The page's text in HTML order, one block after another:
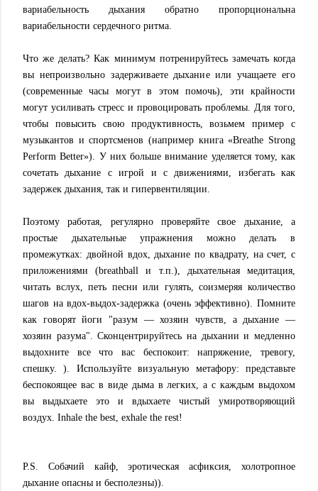
вариабельность дыхания обратно пропорциональна
вариабельности сердечного ритма.
Что же делать? Как минимум потренируйтесь замечать когда
вы непроизвольно задерживаете дыхание или учащаете его
(современные часы могут в этом помочь), эти крайности
могут усиливать стресс и провоцировать проблемы. Для того,
чтобы повысить свою продуктивность, возьмем пример с
музыкантов и спортсменов (например книга «Breathe Strong
Perform Better»). У них больше внимание уделяется тому, как
сочетать дыхание с игрой и с движениями, избегать как
задержек дыхания, так и гипервентиляции.
Поэтому работая, регулярно проверяйте свое дыхание, а
простые дыхательные упражнения можно делать в
промежутках: двойной вдох, дыхание по квадрату, на счет, с
приложениями (breathball и т.п.), дыхательная медитация,
читать вслух, петь песни или гулять, соизмеряя количество
шагов на вдох-выдох-задержка (очень эффективно). Помните
как говорят йоги "разум — хозяин чувств, а дыхание —
хозяин разума". Сконцентрируйтесь на дыхании и медленно
выдохните все что вас беспокоит: напряжение, тревогу,
спешку. ). Используйте визуальную метафору: представьте
беспокоящее вас в виде дыма в легких, а с каждым выдохом
вы выдыхаете это и вдыхаете чистый умиротворяющий
воздух. Inhale the best, exhale the rest!
P.S. Cобачий кайф, эротическая асфиксия, холотропное
дыхание опасны и бесполезны)).